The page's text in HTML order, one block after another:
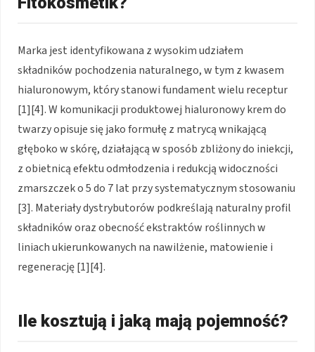
Marka jest identyfikowana z wysokim udziałem
składników pochodzenia naturalnego, w tym z kwasem
hialuronowym, który stanowi fundament wielu receptur
[1][4]. W komunikacji produktowej hialuronowy krem do
twarzy opisuje się jako formułę z matrycą wnikającą
głęboko w skórę, działającą w sposób zbliżony do iniekcji,
z obietnicą efektu odmłodzenia i redukcją widoczności
zmarszczek o 5 do 7 lat przy systematycznym stosowaniu
[3]. Materiały dystrybutorów podkreślają naturalny profil
składników oraz obecność ekstraktów roślinnych w
liniach ukierunkowanych na nawilżenie, matowienie i
regenerację [1][4].
Ile kosztują i jaką mają pojemność?